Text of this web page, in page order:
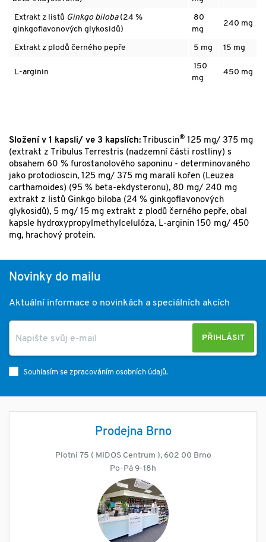
Extrakt z listů Ginkgo biloba(24 %
ginkgoflavonových glykosidů)
80
mg
240 mg
Extrakt z plodů černého pepře 5 mg 15 mg
L-arginin
150
mg
450 mg
Složení v 1 kapsli/ ve 3 kapslích: Tribuscin® 125 mg/ 375 mg
(extrakt z Tribulus Terrestris (nadzemní části rostliny) s
obsahem 60 % furostanolového saponinu - determinovaného
jako protodioscin, 125 mg/ 375 mg maralí kořen (Leuzea
carthamoides) (95 % beta-ekdysteronu), 80 mg/ 240 mg
extrakt z listů Ginkgo biloba (24 % ginkgoflavonových
glykosidů), 5 mg/ 15 mg extrakt z plodů černého pepře, obal
kapsle hydroxypropylmethylcelulóza, L-arginin 150 mg/ 450
mg, hrachový protein.
Novinky do mailu
Aktuální informace o novinkách a speciálních akcích
PŘIHLÁSIT
Souhlasím se zpracováním osobních údajů.
Prodejna Brno
Plotní 75 ( MIDOS Centrum ), 602 00 Brno
Po-Pá 9-18h